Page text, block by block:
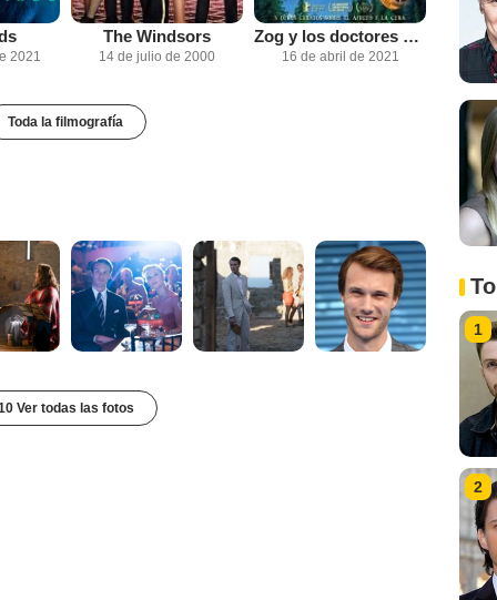
2021
The Windsors
14 de julio de 2000
Zog y los doctores voladores
16 de abril de 2021
Toda la filmografía
Ver todas las fotos
1
2